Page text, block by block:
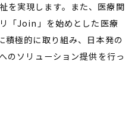
を実現します。また、医療関
「Join」を始めとした医療
積極的に取り組み、日本発の
のソリューション提供を行っ